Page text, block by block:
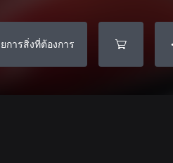
การสิ่งที่ต้องการ